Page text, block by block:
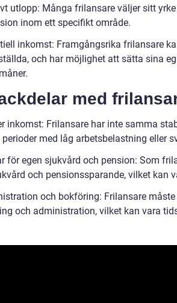
utlopp: Många frilansare väljer sitt
inom ett specifikt område.
inkomst: Framgångsrika frilansare
och har möjlighet att sätta sina
med
inkomst: Frilansare har inte samma
med låg arbetsbelastning eller
för egen sjukvård och pension: Som
och pensionssparande, vilket kan
och bokföring: Frilansare
och administration, vilket kan vara